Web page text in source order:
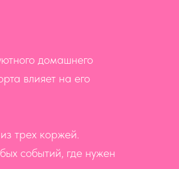
домашнего
влияет на его
трех коржей.
событий, где нужен